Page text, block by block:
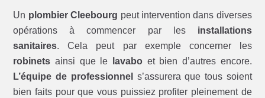
Un plombier Cleebourg peut intervention dans diverses
opérations à commencer par les installations
sanitaires. Cela peut par exemple concerner les
robinets ainsi que le lavabo et bien d’autres encore.
L’équipe de professionnel
s’assurera que tous soient
bien faits pour que vous puissiez profiter pleinement de